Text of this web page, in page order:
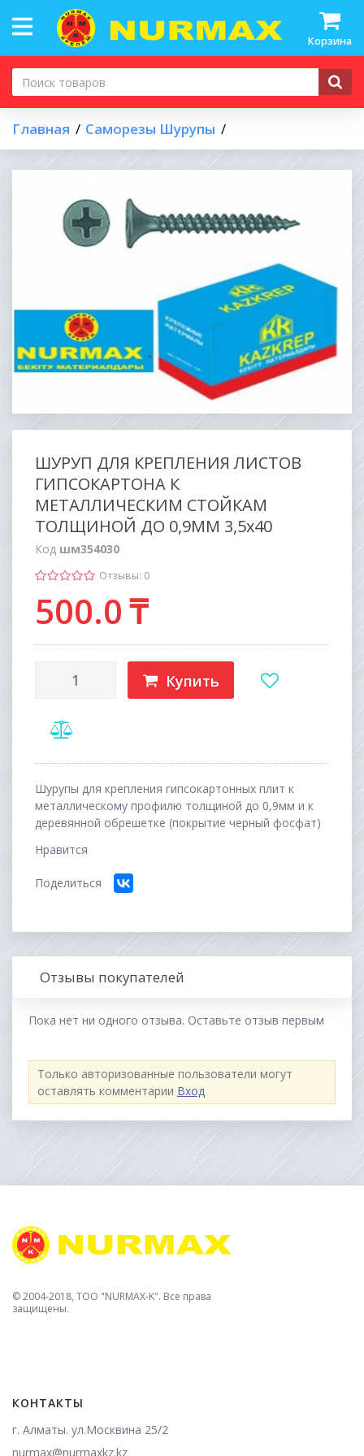
Корзина
Главная Саморезы Шурупы
ШУРУП ДЛЯ КРЕПЛЕНИЯ ЛИСТОВ
ГИПСОКАРТОНА К
МЕТАЛЛИЧЕСКИМ СТОЙКАМ
ТОЛЩИНОЙ ДО 0,9ММ 3,5х40
Код шм354030
Отзывы: 0
500.0₸
Купить
Шурупы для крепления гипсокартонных плит к
металлическому профилю толщиной до 0,9мм и к
деревянной обрешетке (покрытие черный фосфат)
Нравится
Поделиться
Отзывы покупателей
Пока нет ни одного отзыва. Оставьте отзыв первым
Только авторизованные пользователи могут
оставлять комментарии Вход
© 2004-2018, TOO "NURMAX-K". Все права
защищены.
КОНТАКТЫ
г. Алматы. ул.Москвина 25/2
nurmax@nurmaxkz.kz